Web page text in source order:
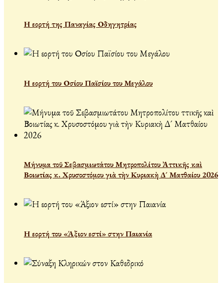
Η εορτή της Παναγίας Οδηγητρίας
Η εορτή του Οσίου Παϊσίου του Μεγάλου
Μήνυμα τοῦ Σεβασμιωτάτου Μητροπολίτου Ἀττικῆς καὶ
Βοιωτίας κ. Χρυσοστόμου γιὰ τὴν Κυριακὴ Δ´ Ματθαίου 2026
Η εορτή του «Άξιον εστί» στην Παιανία